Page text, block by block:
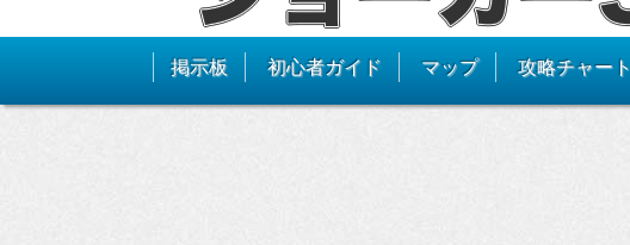
掲示板 初心者ガイド マップ 攻略チャート